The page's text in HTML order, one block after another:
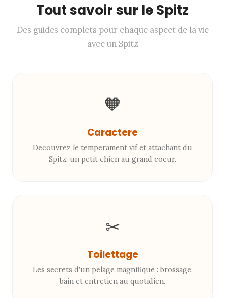
Tout savoir sur le Spitz
Des guides complets pour chaque aspect de la vie
avec un Spitz
🧡
Caractere
Decouvrez le temperament vif et attachant du
Spitz, un petit chien au grand coeur.
✂
Toilettage
Les secrets d'un pelage magnifique : brossage,
bain et entretien au quotidien.